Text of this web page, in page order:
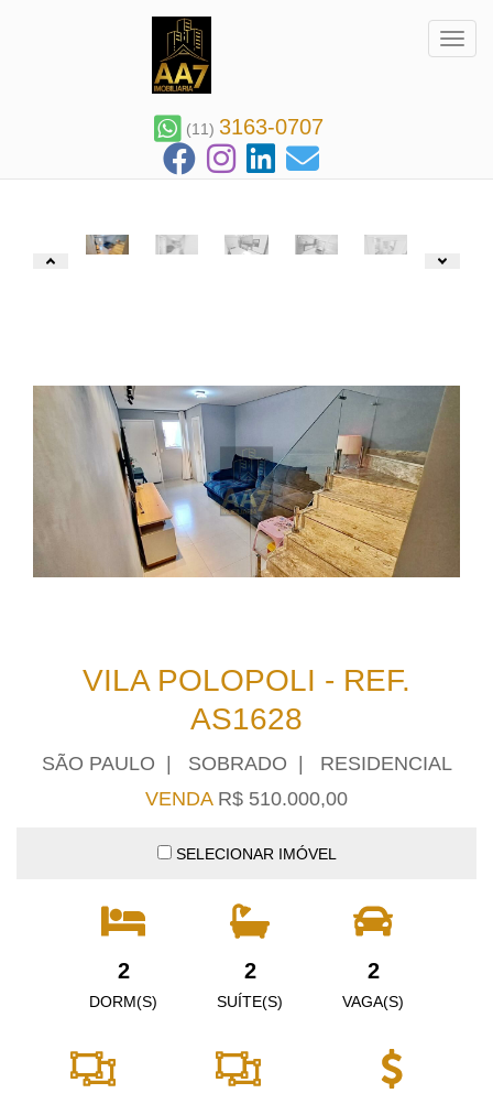
(11) 3163-0707
VILA POLOPOLI - REF.
AS1628
SÃO PAULO | SOBRADO | RESIDENCIAL
VENDAR$ 510.000,00
SELECIONAR IMÓVEL
2
DORM(S)
2
SUÍTE(S)
2
VAGA(S)